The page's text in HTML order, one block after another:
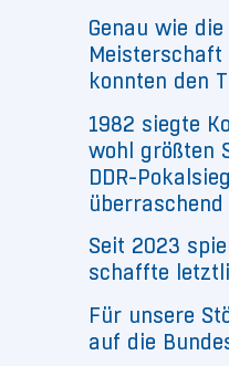
Genau wie
Meisterschaft
konnten den
1982 siegte
wohl größten
DDR-
Seit 2023
schaffte
Für unsere
auf die